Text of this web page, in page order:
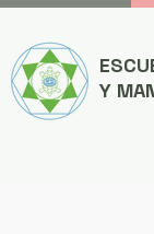
Y